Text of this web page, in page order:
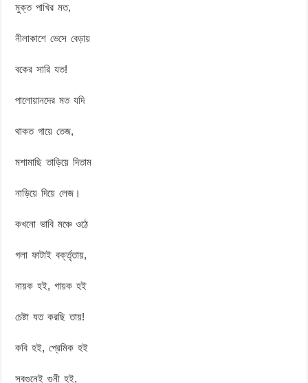
মুক্ত পাখির মত,
নীলাকাশে ভেসে বেড়ায়
বকের সারি যত!
পালোয়ানদের মত যদি
থাকত গায়ে তেজ,
মশামাছি তাড়িয়ে দিতাম
নাড়িয়ে দিয়ে লেজ।
কখনো ভাবি মঞ্চে ওঠে
গলা ফাটাই বর্ক্তৃতায়,
নায়ক হই, গায়ক হই
চেষ্টা যত করছি তায়!
কবি হই, প্রেমিক হই
সবগুনেই গুনী হই,